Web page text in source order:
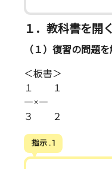
１．教科書を開
（１）復習の問題を
＜板書＞
１ １
―×―
３ ２
指示 . 1